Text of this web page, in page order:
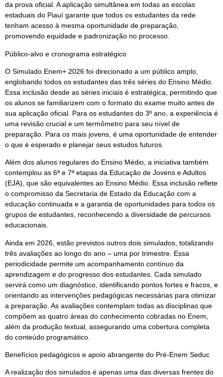
da prova oficial. A aplicação simultânea em todas as escolas
estaduais do Piauí garante que todos os estudantes da rede
tenham acesso à mesma oportunidade de preparação,
promovendo equidade e padronização no processo.
Público-alvo e cronograma estratégico
O Simulado Enem+ 2026 foi direcionado a um público amplo,
englobando todos os estudantes das três séries do Ensino Médio.
Essa inclusão desde as séries iniciais é estratégica, permitindo que
os alunos se familiarizem com o formato do exame muito antes de
sua aplicação oficial. Para os estudantes do 3º ano, a experiência é
uma revisão crucial e um termômetro para seu nível de
preparação. Para os mais jovens, é uma oportunidade de entender
o que é esperado e planejar seus estudos futuros.
Além dos alunos regulares do Ensino Médio, a iniciativa também
contemplou as 6ª e 7ª etapas da Educação de Jovens e Adultos
(EJA), que são equivalentes ao Ensino Médio. Essa inclusão reflete
o compromisso da Secretaria de Estado da Educação com a
educação continuada e a garantia de oportunidades para todos os
grupos de estudantes, reconhecendo a diversidade de percursos
educacionais.
Ainda em 2026, estão previstos outros dois simulados, totalizando
três avaliações ao longo do ano – uma por trimestre. Essa
periodicidade permite um acompanhamento contínuo da
aprendizagem e do progresso dos estudantes. Cada simulado
servirá como um diagnóstico, identificando pontos fortes e fracos, e
orientando as intervenções pedagógicas necessárias para otimizar
a preparação. As avaliações contemplam todas as disciplinas que
compõem as quatro áreas do conhecimento cobradas no Enem,
além da produção textual, assegurando uma cobertura completa
do conteúdo programático.
Benefícios pedagógicos e apoio abrangente do Pré-Enem Seduc
A realização dos simulados é apenas uma das diversas frentes do